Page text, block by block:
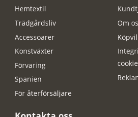
Hemtextil
Trädgårdsliv
Accessoarer
Konstväxter
Förvaring
Spanien
För återförsäljare
Om